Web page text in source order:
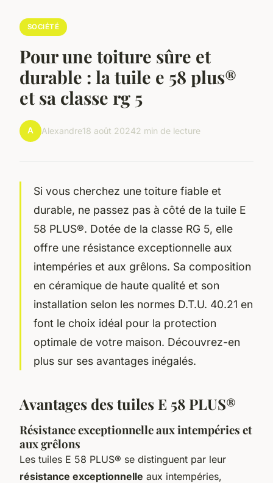
SOCIÉTÉ
Pour une toiture sûre et
durable : la tuile e 58 plus®
et sa classe rg 5
A Alexandre18 août 20242 min de lecture
Si vous cherchez une toiture fiable et
durable, ne passez pas à côté de la tuile E
58 PLUS®. Dotée de la classe RG 5, elle
offre une résistance exceptionnelle aux
intempéries et aux grêlons. Sa composition
en céramique de haute qualité et son
installation selon les normes D.T.U. 40.21 en
font le choix idéal pour la protection
optimale de votre maison. Découvrez-en
plus sur ses avantages inégalés.
Avantages des tuiles E 58 PLUS®
Résistance exceptionnelle aux intempéries et
aux grêlons
Les tuiles E 58 PLUS® se distinguent par leur
résistance exceptionnelle aux intempéries,